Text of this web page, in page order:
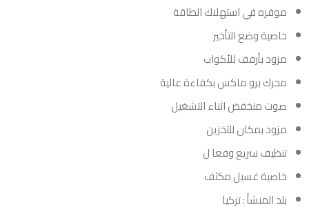
موفره في استهلاك الطاقة
خاصية وضع التأخير
مزود بأرفف للأكواب
محرك برو ماكس بكفاءة عالية
صوت منخفض اثناء التشغيل
مزود بمكان للتخزين
تنظيف سريع وفعا ل
خاصية غسيل مكثف
بلد المنشأ : تركيا